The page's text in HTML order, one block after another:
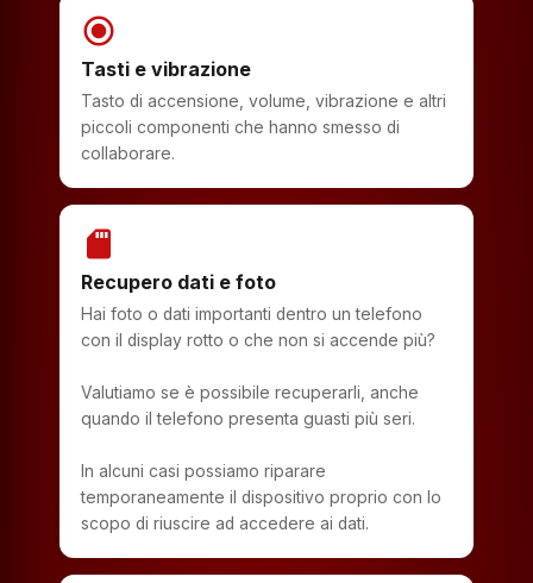
radio_button_checked
Tasti e vibrazione
Tasto di accensione, volume, vibrazione e altri
piccoli componenti che hanno smesso di
collaborare.
sd_storage
Recupero dati e foto
Hai foto o dati importanti dentro un telefono
con il display rotto o che non si accende più?
Valutiamo se è possibile recuperarli, anche
quando il telefono presenta guasti più seri.
In alcuni casi possiamo riparare
temporaneamente il dispositivo proprio con lo
scopo di riuscire ad accedere ai dati.